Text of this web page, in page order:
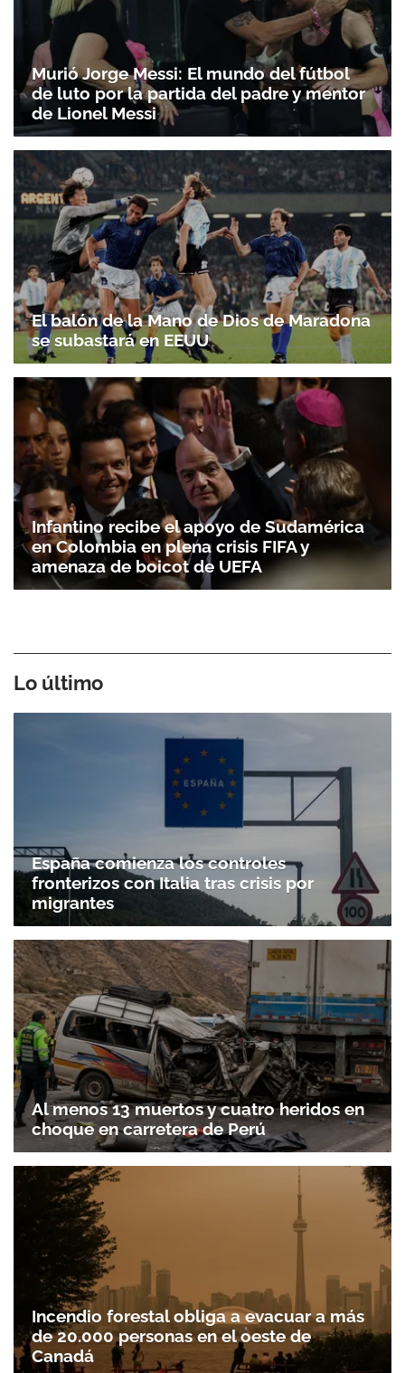
Murió Jorge Messi: El mundo del fútbol
de luto por la partida del padre y mentor
de Lionel Messi
El balón de la Mano de Dios de Maradona
se subastará en EEUU
Infantino recibe el apoyo de Sudamérica
en Colombia en plena crisis FIFA y
amenaza de boicot de UEFA
Lo último
España comienza los controles
fronterizos con Italia tras crisis por
migrantes
Al menos 13 muertos y cuatro heridos en
choque en carretera de Perú
Incendio forestal obliga a evacuar a más
de 20.000 personas en el oeste de
Canadá